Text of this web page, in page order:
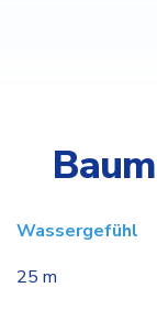
Wassergefühl
25 m